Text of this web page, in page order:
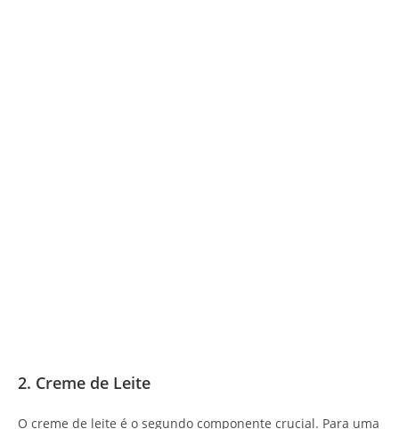
2. Creme de Leite
O creme de leite é o segundo componente crucial. Para uma